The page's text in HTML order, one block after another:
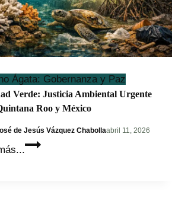
Policial
Ágata: Gobernanza y Paz
Verde: Justicia Ambiental Urgente
Roo y México
de Jesús Vázquez Chabollaabril 11, 2026
Oralidad